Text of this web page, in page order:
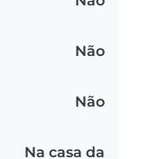
Não
Não
Na casa da